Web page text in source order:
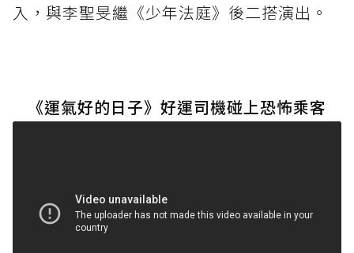
入，與李聖旻繼《少年法庭》後二搭演出。
《運氣好的日子》好運司機碰上恐怖乘客